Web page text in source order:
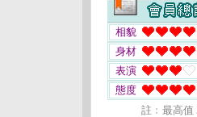
相貌
身材
表演
態度
註﹕最高值